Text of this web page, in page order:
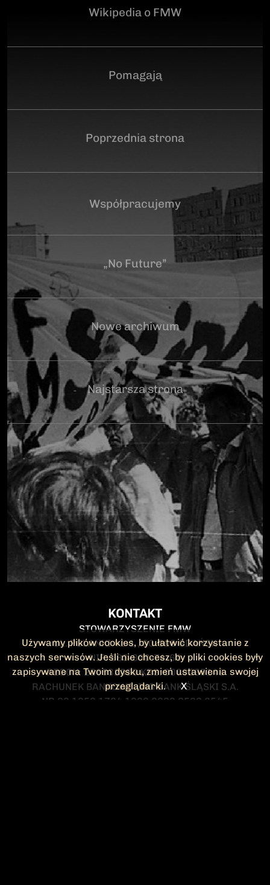
Wikipedia o FMW
Pomagają
Poprzednia strona
Współpracujemy
„No Future”
Nowe archiwum
Najstarsza strona
KONTAKT
STOWARZYSZENIE FMW
UL. POLANKI 41-1 , 80-308 GDAŃSK
NIP: 583-300-74-60
REGON: 220532063 KRS: 0000295148
RACHUNEK BANKOWY: ING BANK ŚLĄSKI S.A.
NR 90 1050 1764 1000 0023 2582 8545
Używamy plików cookies, by ułatwić korzystanie z
naszych serwisów. Jeśli nie chcesz, by pliki cookies były
zapisywane na Twoim dysku, zmień ustawienia swojej
przeglądarki.
X